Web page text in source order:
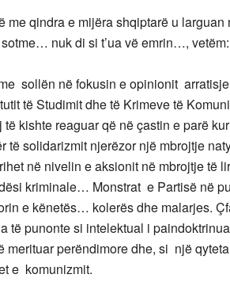
qindra e mijëra shqiptarë u larguan
nuk di si t’ua vë emrin…,
sollën në fokusin e opinionit
të Studimit dhe të Krimeve të
të kishte reaguar që në çastin e parë
të solidarizmit njerëzor një mbrojtje
në nivelin e aksionit në mbrojtje të
kriminale… Monstrat e Partisë në
e kënetës… kolerës dhe malarjes.
të punonte si intelektual i
merituar perëndimore dhe, si një
e komunizmit.